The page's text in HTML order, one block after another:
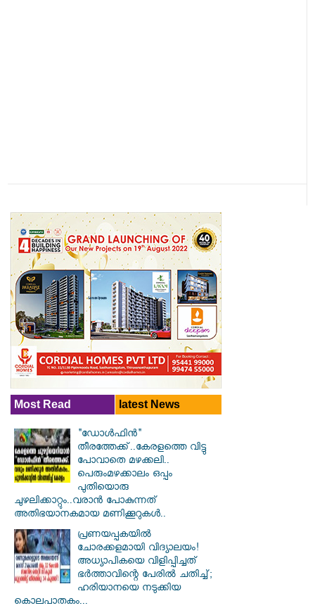
Most Read latest News
"ഡോൾഫിൻ"
തീരത്തേക്ക്..കേരളത്തെ വിട്ടു
പോവാതെ മഴക്കലി..
പെരുംമഴക്കാലം ഒപ്പം
പുതിയൊരു
ചുഴലിക്കാറ്റും..വരാൻ പോകുന്നത്
അതിഭയാനകമായ മണിക്കൂറുകൾ..
പ്രണയപ്പകയിൽ
ചോരക്കളമായി വിദ്യാലയം!
അധ്യാപികയെ വിളിപ്പിച്ചത്
ഭർത്താവിന്റെ പേരിൽ ചതിച്ച്;
ഹരിയാനയെ നടുക്കിയ
കൊലപാതകം...